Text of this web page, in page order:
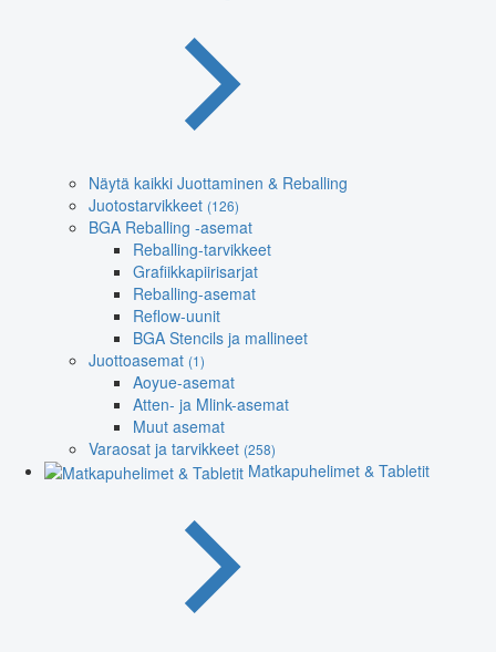
Näytä kaikki Juottaminen & Reballing
Juotostarvikkeet (126)
BGA Reballing -asemat
Reballing-tarvikkeet
Grafiikkapiirisarjat
Reballing-asemat
Reflow-uunit
BGA Stencils ja mallineet
Juottoasemat (1)
Aoyue-asemat
Atten- ja Mlink-asemat
Muut asemat
Varaosat ja tarvikkeet (258)
Matkapuhelimet & Tabletit